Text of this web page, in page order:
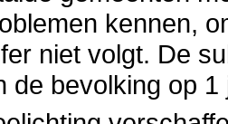
kennen,
niet volgt. De
de bevolking op 1